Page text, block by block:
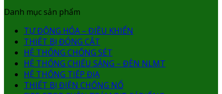
Danh mục sản phẩm
TỰ ĐỘNG HÓA – ĐIỀU KHIỂN
THIẾT BỊ ĐÓNG CẮT
HỆ THỐNG CHỐNG SÉT
HỆ THỐNG CHIẾU SÁNG – ĐÈN NLMT
HỆ THỐNG TIẾP ĐỊA
THIẾT BỊ ĐIỆN CHỐNG NỔ